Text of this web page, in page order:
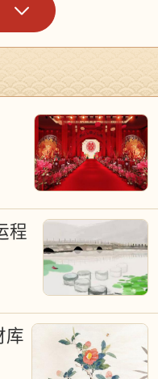
袋内，水旺财
四十五度的位置
，财库上若是堆
么本身的理财能
会比较没 节制，
持光亮干净外，
宝盆，这样就能
财 进宝、财运亨
程
库